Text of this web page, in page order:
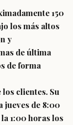
150
los más altos
y
de última
de forma
clientes. Su
jueves de 8:00
1:00 horas los